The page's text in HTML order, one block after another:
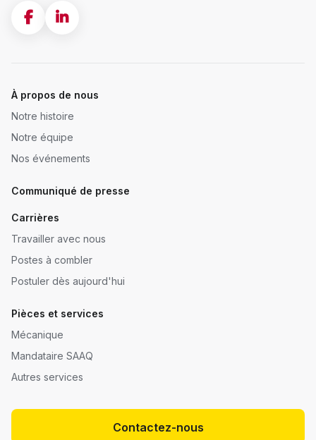
À propos de nous
Notre histoire
Notre équipe
Nos événements
Communiqué de presse
Carrières
Travailler avec nous
Postes à combler
Postuler dès aujourd'hui
Pièces et services
Mécanique
Mandataire SAAQ
Autres services
Contactez-nous